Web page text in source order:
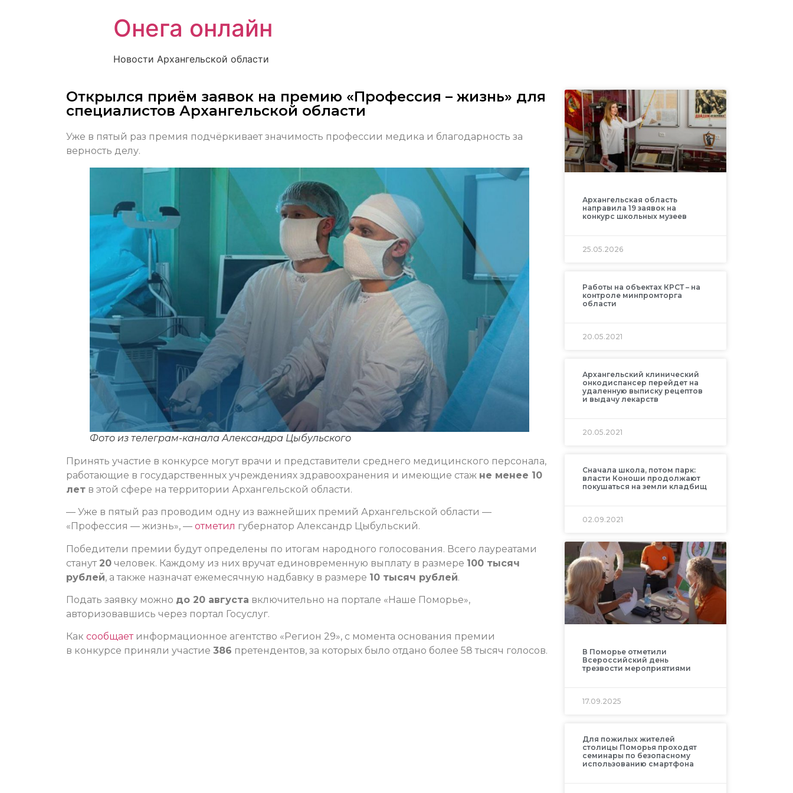
Онега онлайн
Новости Архангельской области
Открылся приём заявок на премию «Профессия – жизнь» для
специалистов Архангельской области
Уже в пятый раз премия подчёркивает значимость профессии медика и благодарность за
верность делу.
Фото из телеграм-канала Александра Цыбульского
Принять участие в конкурсе могут врачи и представители среднего медицинского персонала,
работающие в государственных учреждениях здравоохранения и имеющие стаж не менее 10
лет в этой сфере на территории Архангельской области.
— Уже в пятый раз проводим одну из важнейших премий Архангельской области —
«Профессия — жизнь», — отметил губернатор Александр Цыбульский.
Победители премии будут определены по итогам народного голосования. Всего лауреатами
станут 20 человек. Каждому из них вручат единовременную выплату в размере 100 тысяч
рублей, а также назначат ежемесячную надбавку в размере 10 тысяч рублей.
Подать заявку можно до 20 августа включительно на портале «Наше Поморье»,
авторизовавшись через портал Госуслуг.
Как сообщаетинформационное агентство «Регион 29», с момента основания премии
в конкурсе приняли участие 386 претендентов, за которых было отдано более 58 тысяч голосов.
Архангельская область
направила 19 заявок на
конкурс школьных музеев
25.05.2026
Работы на объектах КРСТ – на
контроле минпромторга
области
20.05.2021
Архангельский клинический
онкодиспансер перейдет на
удаленную выписку рецептов
и выдачу лекарств
20.05.2021
Сначала школа, потом парк:
власти Коноши продолжают
покушаться на земли кладбищ
02.09.2021
В Поморье отметили
Всероссийский день
трезвости мероприятиями
17.09.2025
Для пожилых жителей
столицы Поморья проходят
семинары по безопасному
использованию смартфона